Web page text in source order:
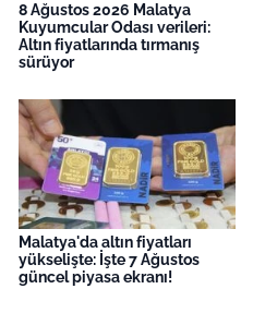
8 Ağustos 2026 Malatya
Kuyumcular Odası verileri:
Altın fiyatlarında tırmanış
sürüyor
Malatya'da altın fiyatları
yükselişte: İşte 7 Ağustos
güncel piyasa ekranı!